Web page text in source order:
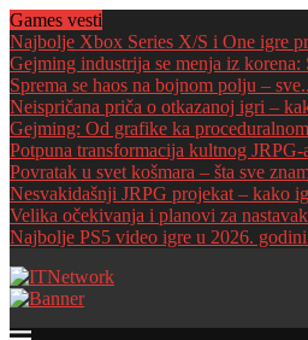
Games vesti
Najbolje Xbox Series X/S i One igre
Gejming industrija se menja iz korena:
Sprema se haos na bojnom polju –
Neispričana priča o otkazanoj igri –
Gejming: Od grafike ka
Potpuna transformacija kultnog
Povratak u svet košmara – šta sve
Nesvakidašnji JRPG projekat – kako
Velika očekivanja i planovi za
Najbolje PS5 video igre u 2026.